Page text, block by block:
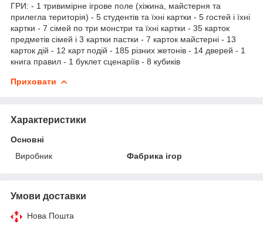
ГРИ: - 1 тривимірне ігрове поле (хіжина, майстерня та
прилегла територія) - 5 студентів та їхні картки - 5 гостей і їхні
картки - 7 сімей по три монстри та їхні картки - 35 карток
предметів сімей і 3 картки пастки - 7 карток майстерні - 13
карток дій - 12 карт подій - 185 різних жетонів - 14 дверей - 1
книга правил - 1 буклет сценаріїв - 8 кубиків
Приховати
Характеристики
Основні
Виробник
Фабрика ігор
Умови доставки
Нова Пошта